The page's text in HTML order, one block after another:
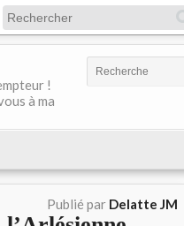
!
à ma
Publié par Delatte JM